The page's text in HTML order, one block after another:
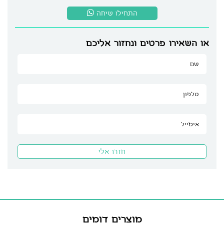
התחילו שיחה
או השאירו פרטים ונחזור אליכם
מוצרים דומים